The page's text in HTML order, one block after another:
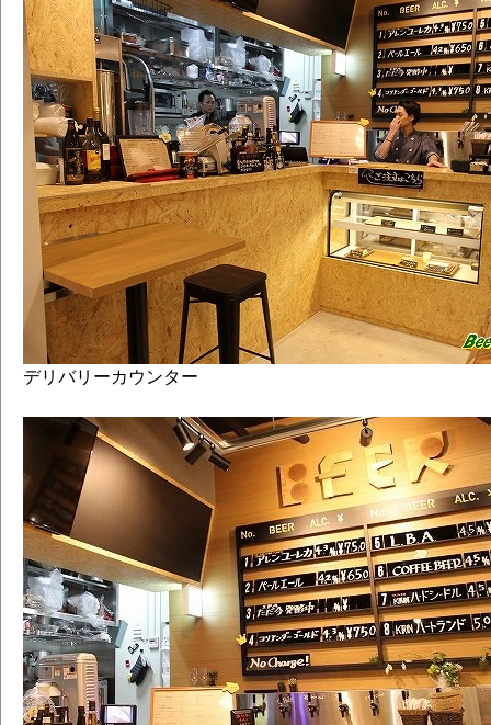
デリバリーカウンター